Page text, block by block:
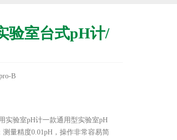
验室台式pH计/
B
实验室pH计一款通用型实验室pH
量精度0.01pH，操作非常容易简